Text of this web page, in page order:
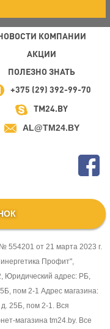
КОМПАНИИ
АКЦИИ
ПОЛЕЗНО ЗНАТЬ
+375 (29) 392-99-70
TM24.BY
AL@TM24.BY
554201 от 21 марта 2023 г.
Профит",
Юридический адрес: РБ,
пом 2-1 Адрес магазина:
25Б, пом 2-1. Вся
магазина tm24.by. Все